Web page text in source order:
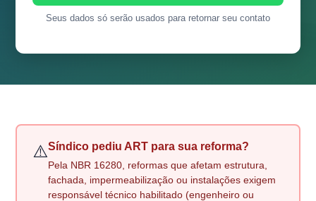
Seus dados só serão usados para retornar seu contato
⚠️Síndico pediu ART para sua reforma?
Pela NBR 16280, reformas que afetam estrutura,
fachada, impermeabilização ou instalações exigem
responsável técnico habilitado (engenheiro ou